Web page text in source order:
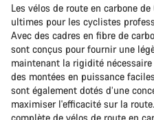
Les vélos de route en carbone
ultimes pour les cyclistes
Avec des cadres en fibre de
sont conçus pour fournir une
maintenant la rigidité
des montées en puissance
sont également dotés d’une
maximiser l'efficacité sur la